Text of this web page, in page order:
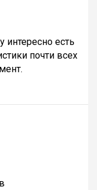
есть
почти всех